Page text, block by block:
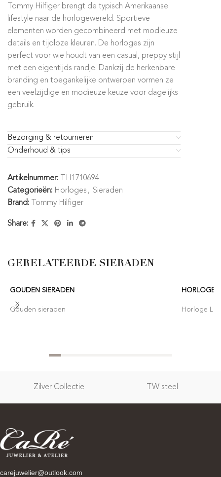
Tommy Hilfiger brengt de typisch Amerikaanse
lifestyle naar de horlogewereld. Sportieve
elementen worden gecombineerd met modieuze
details en tijdloze kleuren. De horloges zijn
perfect voor wie houdt van een casual, preppy stijl
met een eigentijds randje. Dankzij de herkenbare
branding en toegankelijke ontwerpen vormen ze
een veelzijdige en modieuze keuze voor dagelijks
gebruik.
Bezorging & retourneren
Onderhoud & tips
Artikelnummer:
TH1710694
Categorieën: Horloges , Sieraden
Brand:
Tommy Hilfiger
Share:
GERELATEERDE SIERADEN
GOUDEN SIERADEN
Gouden sieraden
HORLOGE
Horloge
Zilver Collectie TW steel
carejuwelier@outlook.com